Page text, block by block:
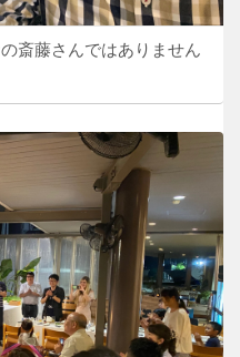
斎藤さんではありません